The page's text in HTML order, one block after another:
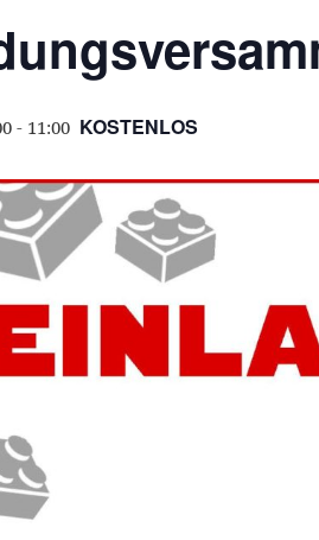
- 11:00 KOSTENLOS